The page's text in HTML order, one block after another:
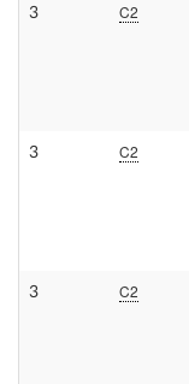
3 C2
3 C2
3 C2